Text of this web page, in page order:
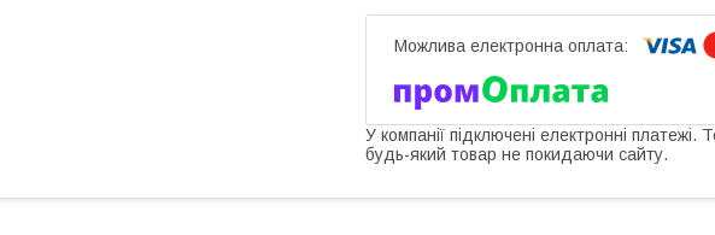
У компанії підключені електронні платежі.
будь-який товар не покидаючи сайту.